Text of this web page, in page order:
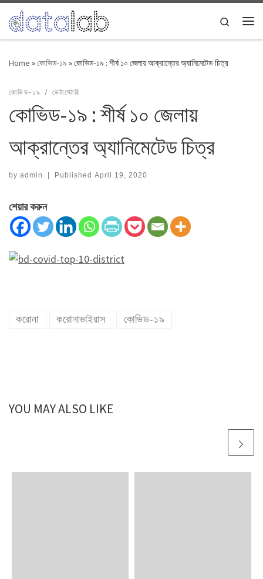
Skip to content
Search
Home »কোভিড-১৯ »কোভিড-১৯ : শীর্ষ ১০ জেলায় আক্রান্তের অ্যানিমেটেড চিত্র
কোভিড-১৯ ডেটাস্টোরি
কোভিড-১৯ : শীর্ষ ১০ জেলায়
আক্রান্তের অ্যানিমেটেড চিত্র
by admin | Published April 19, 2020
শেয়ার করুন
করোনা করোনাভাইরাস কোভিড-১৯
YOU MAY ALSO LIKE